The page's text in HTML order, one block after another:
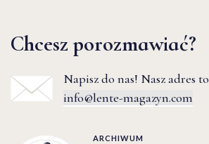
Chcesz porozmawiać?
Napisz do nas! Nasz adres to
info@lente-magazyn.com
ARCHIWUM